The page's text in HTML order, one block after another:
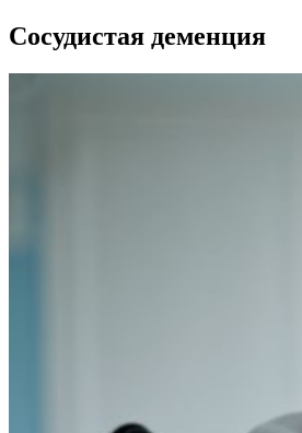
Сосудистая деменция